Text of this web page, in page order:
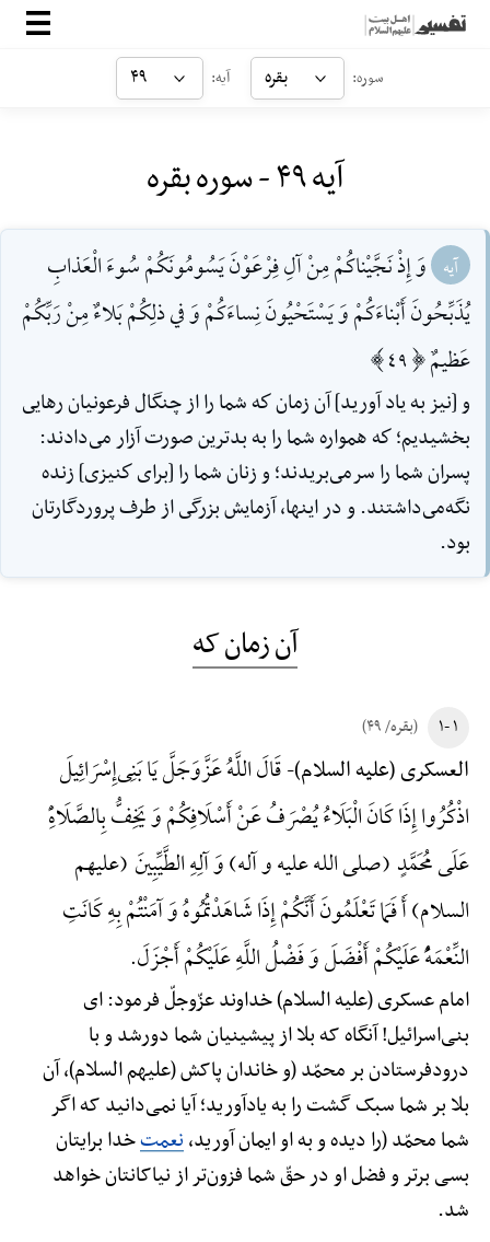
صفحه‌اصلی
سوره: بقره آیه: ۴۹
آیه ۴۹ - سوره بقره
آیه وَ إِذْ نَجَّيْناكُمْ مِنْ آلِ فِرْعَوْنَ يَسُومُونَكُمْ سُوءَ الْعَذابِ
يُذَبِّحُونَ أَبْناءَكُمْ وَ يَسْتَحْيُونَ نِساءَكُمْ وَ في ذلِكُمْ بَلاءٌ مِنْ رَبِّكُمْ
عَظيمٌ [49]
و [نيز به ياد آوريد] آن زمان كه شما را از چنگال فرعونيان رهايى
بخشيديم؛ كه همواره شما را به بدترين صورت آزار مى‌دادند:
پسران شما را سرمى‌بريدند؛ و زنان شما را [براى كنيزى] زنده
نگه‌مى‌داشتند. و در اينها، آزمايش بزرگى از طرف پروردگارتان
بود.
آن زمان که
۱ -۱ (بقره/ ۴۹)
العسکری (علیه السلام)-قَالَ اللَّهُ عَزَّوَجَلَّ یَا بَنِی‌إِسْرَائِیلَ
اذْکُرُوا إِذَا کَانَ الْبَلَاءُ یُصْرَفُ عَنْ أَسْلَافِکُمْ وَ یَخِفُّ بِالصَّلَاهًِْ
عَلَی مُحَمَّدٍ (صلی الله علیه و آله) وَ آلِهِ الطَّیِّبِینَ (علیهم
السلام) أَ فَمَا تَعْلَمُونَ أَنَّکُمْ إِذَا شَاهَدْتُمُوهُ وَ آمَنْتُمْ بِهِ کَانَتِ
النِّعْمَهًُْ عَلَیْکُمْ أَفْضَلَ وَ فَضْلُ اللَّهِ عَلَیْکُمْ أَجْزَلَ.
امام عسکری (علیه السلام) خداوند عزّوجلّ فرمود: ای
بنی‌اسرائیل! آنگاه که بلا از پیشینیان شما دورشد و با
درودفرستادن بر محمّد (و خاندان پاکش (علیهم السلام)، آن
بلا بر شما سبک گشت را به یادآورید؛ آیا نمی‌دانید که اگر
شما محمّد (را دیده و به او ایمان آورید،نعمتخدا برایتان
بسی برتر و فضل او در حقّ شما فزون‌تر از نیاکانتان خواهد
شد.